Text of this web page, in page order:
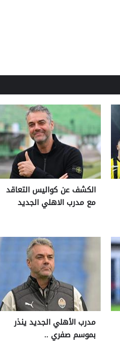
الكشف عن كواليس التعاقد
مع مدرب الاهلي الجديد
مدرب الأهلي الجديد ينذر
بموسم صفري ..